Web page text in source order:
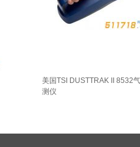
美国TSI DUSTTRAK II 8532
测仪